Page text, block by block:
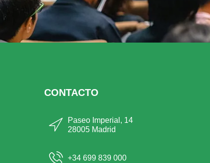
CONTACTO
Paseo Imperial, 14
28005 Madrid
+34 699 839 000